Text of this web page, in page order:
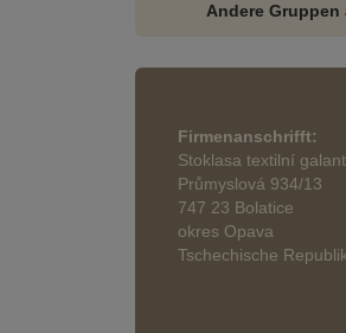
Andere Gruppen
Firmenanschrifft:
Stoklasa textilní
Průmyslová 934/13
747 23 Bolatice
okres Opava
Tschechische Republik